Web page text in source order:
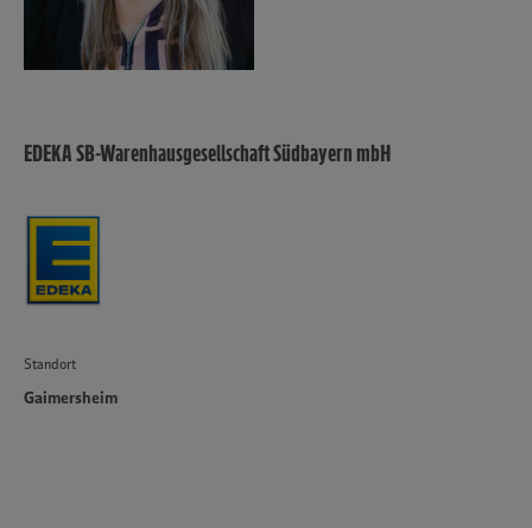
EDEKA SB-Warenhausgesellschaft Südbayern mbH
Standort
Gaimersheim